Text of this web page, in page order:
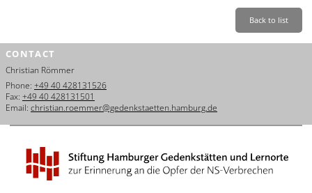
Dansk
Español
Italiano
Back to list
CONTACT
Christian Römmer
Phone: +49 40 428131526
Fax: +49 40 428131501
Email: christian.roemmer@gedenkstaetten.hamburg.de